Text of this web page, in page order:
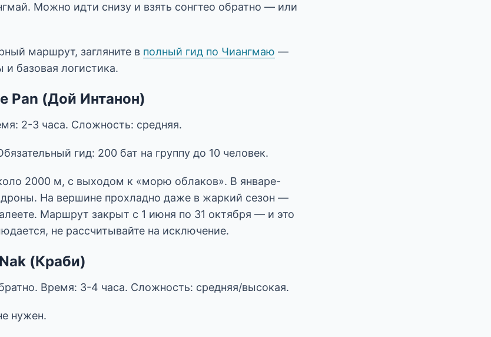
Можно идти снизу и взять сонгтео обратно — или
маршрут, загляните в полный гид по Чиангмаю —
и базовая логистика.
Pan (Дой Интанон)
2-3 часа. Сложность: средняя.
гид: 200 бат на группу до 10 человек.
2000 м, с выходом к «морю облаков». В январе-
На вершине прохладно даже в жаркий сезон —
Маршрут закрыт с 1 июня по 31 октября — и это
не рассчитывайте на исключение.
(Краби)
Время: 3-4 часа. Сложность: средняя/высокая.
нужен.